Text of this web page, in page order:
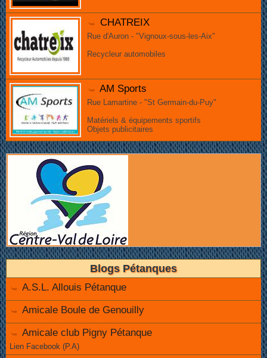
CHATREIX
Rue d'Auron - "Vignoux-sous-les-Aix"
Recycleur automobiles
AM Sports
Rue Lamartine - "St Germain-du-Puy"
Matériels & équipements sportifs
Objets publicitaires
Blogs Pétanques
A.S.L. Allouis Pétanque
Amicale Boule de Genouilly
Amicale club Pigny Pétanque
Lien Facebook (P.A)